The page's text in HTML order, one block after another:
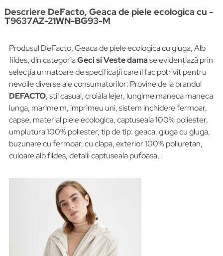
Descriere DeFacto, Geaca de piele ecologica cu -
T9637AZ-21WN-BG93-M
Produsul DeFacto, Geaca de piele ecologica cu gluga, Alb
fildes, din categoriaGeci si Veste damase evidențiază prin
selecția urmatoare de specificații care îl fac potrivit pentru
nevoile diverse ale consumatorilor: Provine de la brandul
DEFACTO, stil casual, croiala lejer, lungime maneca maneca
lunga, marime m, imprimeu uni, sistem inchidere fermoar,
capse, material piele ecologica, captuseala 100% poliester,
umplutura 100% poliester, tip de tip: geaca, gluga cu gluga,
buzunare cu fermoar, cu clapa, exterior 100% poliuretan,
culoare alb fildes, detalii captuseala pufoasa, .